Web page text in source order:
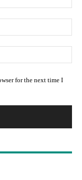
for the next time I